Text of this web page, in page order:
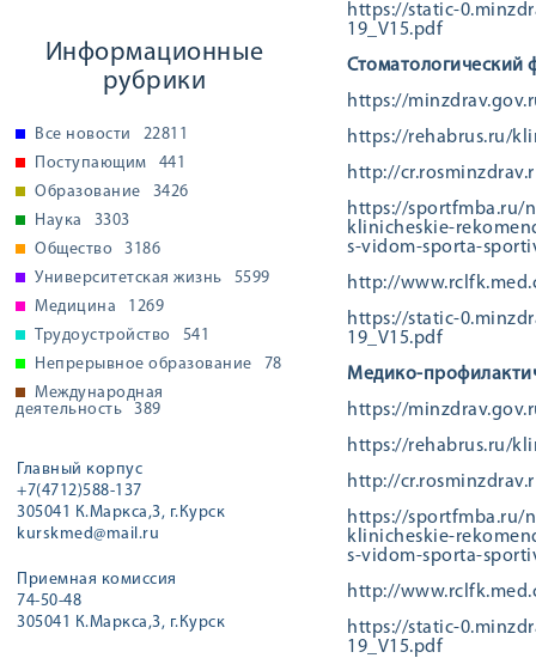
Информационные
рубрики
Все новости
22811
Поступающим
441
Образование
3426
Наука
3303
Общество
3186
Университетская жизнь
5599
Медицина
1269
Трудоустройство
541
Непрерывное образование
78
Международная
деятельность
389
Главный корпус
+7(4712)588-137
305041 К.Маркса,3, г.Курск
kurskmed@mail.ru
Приемная комиссия
74-50-48
305041 К.Маркса,3, г.Курск
https://static-
19_V15.pdf
Стоматологический
https://
https://rehabrus.ru/
http://
https://sportfmba.ru/
klinicheskie-
s-vidom-sporta-
http://
https://static-
19_V15.pdf
Медико-
https://
https://rehabrus.ru/
http://
https://sportfmba.ru/
klinicheskie-
s-vidom-sporta-
http://
https://static-
19_V15.pdf